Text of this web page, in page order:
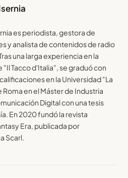
es periodista, gestora de
y analista de contenidos de radio
una larga experiencia en la
"Il Tacco d'Italia", se graduó con
en la Universidad "La
Roma en el Máster de Industria
Digital con una tesis
En 2020 fundó la revista
Era, publicada por
Scarl.